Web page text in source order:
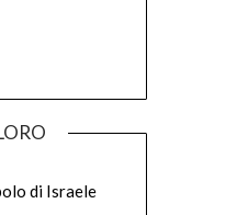
di Israele